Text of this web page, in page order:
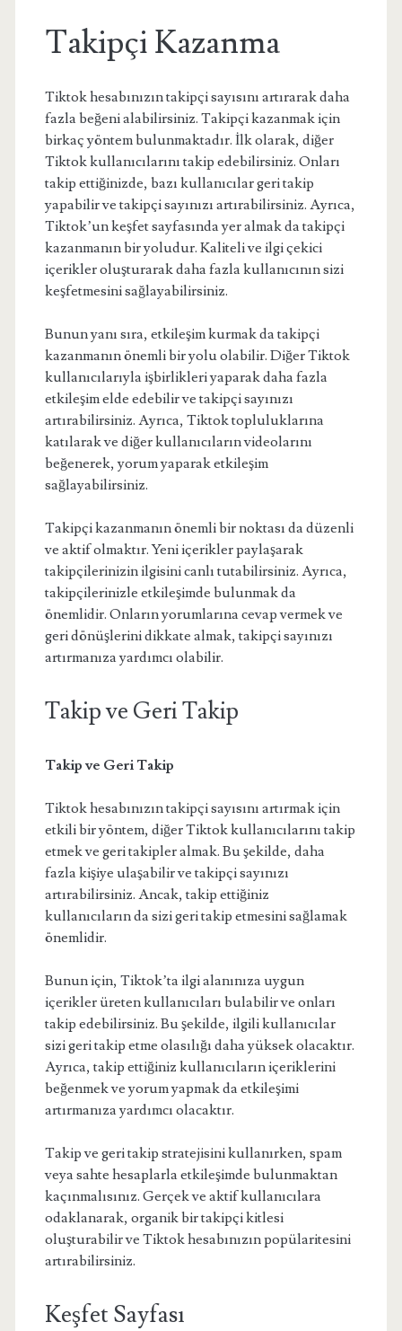
Takipçi Kazanma
Tiktok hesabınızın takipçi sayısını artırarak daha
fazla beğeni alabilirsiniz. Takipçi kazanmak için
birkaç yöntem bulunmaktadır. İlk olarak, diğer
Tiktok kullanıcılarını takip edebilirsiniz. Onları
takip ettiğinizde, bazı kullanıcılar geri takip
yapabilir ve takipçi sayınızı artırabilirsiniz. Ayrıca,
Tiktok’un keşfet sayfasında yer almak da takipçi
kazanmanın bir yoludur. Kaliteli ve ilgi çekici
içerikler oluşturarak daha fazla kullanıcının sizi
keşfetmesini sağlayabilirsiniz.
Bunun yanı sıra, etkileşim kurmak da takipçi
kazanmanın önemli bir yolu olabilir. Diğer Tiktok
kullanıcılarıyla işbirlikleri yaparak daha fazla
etkileşim elde edebilir ve takipçi sayınızı
artırabilirsiniz. Ayrıca, Tiktok topluluklarına
katılarak ve diğer kullanıcıların videolarını
beğenerek, yorum yaparak etkileşim
sağlayabilirsiniz.
Takipçi kazanmanın önemli bir noktası da düzenli
ve aktif olmaktır. Yeni içerikler paylaşarak
takipçilerinizin ilgisini canlı tutabilirsiniz. Ayrıca,
takipçilerinizle etkileşimde bulunmak da
önemlidir. Onların yorumlarına cevap vermek ve
geri dönüşlerini dikkate almak, takipçi sayınızı
artırmanıza yardımcı olabilir.
Takip ve Geri Takip
Takip ve Geri Takip
Tiktok hesabınızın takipçi sayısını artırmak için
etkili bir yöntem, diğer Tiktok kullanıcılarını takip
etmek ve geri takipler almak. Bu şekilde, daha
fazla kişiye ulaşabilir ve takipçi sayınızı
artırabilirsiniz. Ancak, takip ettiğiniz
kullanıcıların da sizi geri takip etmesini sağlamak
önemlidir.
Bunun için, Tiktok’ta ilgi alanınıza uygun
içerikler üreten kullanıcıları bulabilir ve onları
takip edebilirsiniz. Bu şekilde, ilgili kullanıcılar
sizi geri takip etme olasılığı daha yüksek olacaktır.
Ayrıca, takip ettiğiniz kullanıcıların içeriklerini
beğenmek ve yorum yapmak da etkileşimi
artırmanıza yardımcı olacaktır.
Takip ve geri takip stratejisini kullanırken, spam
veya sahte hesaplarla etkileşimde bulunmaktan
kaçınmalısınız. Gerçek ve aktif kullanıcılara
odaklanarak, organik bir takipçi kitlesi
oluşturabilir ve Tiktok hesabınızın popülaritesini
artırabilirsiniz.
Keşfet Sayfası